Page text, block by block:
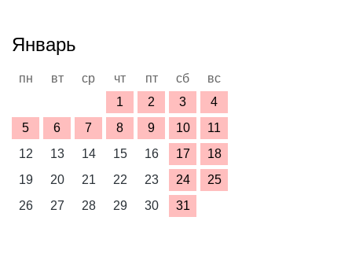
Январь
пн вт ср чт пт сб
вс
1
2 3
4
5
6 7 8 9 10
11
12
13 14 15 16 17
18
19
20 21 22 23 24
25
26
27 28 29 30 31